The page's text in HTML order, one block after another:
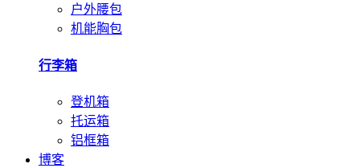
户外腰包
机能胸包
行李箱
登机箱
托运箱
铝框箱
博客